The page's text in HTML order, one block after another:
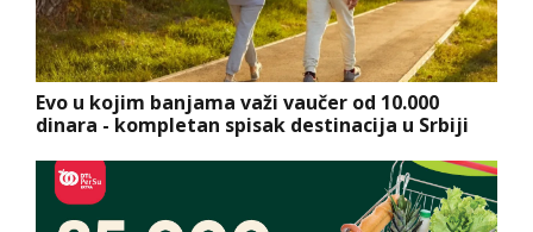
Evo u kojim banjama važi vaučer od 10.000
dinara - kompletan spisak destinacija u Srbiji